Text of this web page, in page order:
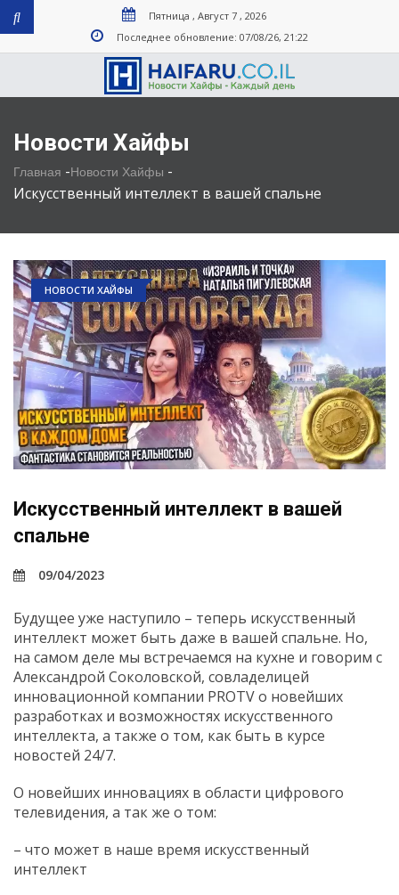
Пятница , Август 7 , 2026
Последнее обновление: 07/08/26, 21:22
Новости Хайфы
Главная -Новости Хайфы -
Искусственный интеллект в вашей спальне
НОВОСТИ ХАЙФЫ
Искусственный интеллект в вашей
спальне
09/04/2023
Будущее уже наступило – теперь искусственный
интеллект может быть даже в вашей спальне. Но,
на самом деле мы встречаемся на кухне и говорим с
Александрой Соколовской, совладелицей
инновационной компании PROTV о новейших
разработках и возможностях искусственного
интеллекта, а также о том, как быть в курсе
новостей 24/7.
О новейших инновациях в области цифрового
телевидения, а так же о том:
– что может в наше время искусственный
интеллект